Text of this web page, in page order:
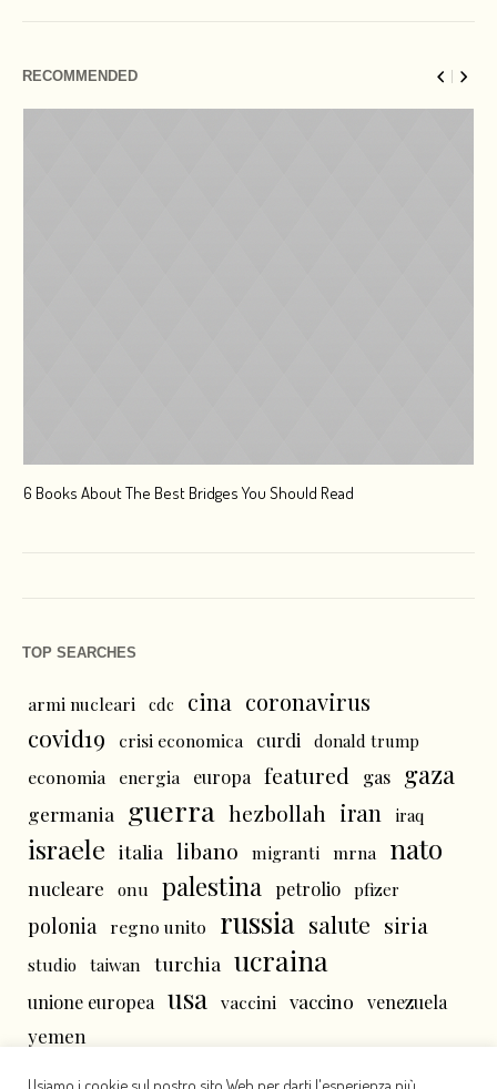
RECOMMENDED
6 Books About The Best Bridges You Should Read
TOP SEARCHES
armi nucleari cdc cina coronavirus
covid19 crisi economica curdi donald trump
economia energia europa featured gas gaza
germania guerra hezbollah iran iraq
israele italia libano migranti mrna nato
nucleare onu palestina petrolio pfizer
polonia regno unito russia salute siria
studio taiwan turchia ucraina
unione europea usa vaccini vaccino venezuela
yemen
Usiamo i cookie sul nostro sito Web per darti l'esperienza più